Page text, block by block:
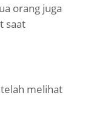
orang juga
saat
melihat